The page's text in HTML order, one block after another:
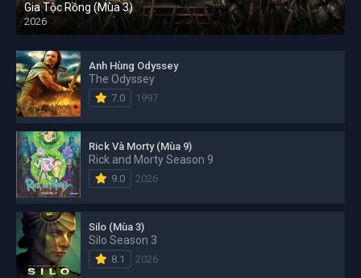
Gia Tộc Rồng (Mùa 3)
2026
Anh Hùng Odyssey
The Odyssey
7.0 1997
Rick Và Morty (Mùa 9)
Rick and Morty Season 9
9.0 2026
Silo (Mùa 3)
Silo Season 3
8.1 2026